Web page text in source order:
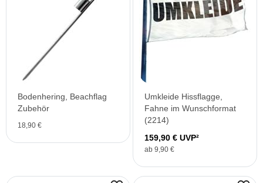
Bodenhering, Beachflag
Zubehör
18,90 €
Umkleide Hissflagge,
Fahne im Wunschformat
(2214)
159,90 € UVP²
ab 9,90 €